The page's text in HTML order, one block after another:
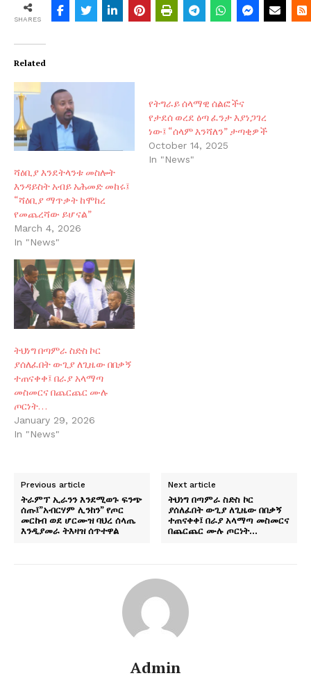
SHARES
Related
ሻዕቢያ እንደትላንቱ መስሎት
እንዳይስት አብይ አሕመድ መከሩ፤
“ሻዕቢያ ማጥቃት ከሞከረ
የመጨረሻው ይሆናል”
March 4, 2026
In "News"
የትግራይ ሰላማዊ ሰልፎችና
የታደሰ ወረደ ዕጣ ፈንታ እያነጋገረ
ነው፤ “ሰላም እንሻለን” ታጣቂዎች
October 14, 2025
In "News"
ትህነግ በጣምራ ስድስ ኮር
ያሰለፈበት ውጊያ ለጊዜው በበቃኝ
ተጠናቀቀ፤ በራያ አላማጣ
መስመርና በጨርጨር ሙሉ
ጦርነት…
January 29, 2026
In "News"
Previous article
ትራምፕ ኢራንን እንደሚወጉ ፍንጭ
ሰጡ፤”አብርሃም ሊንከን” የጦር
መርከብ ወደ ሆርሙዝ ባህረ ሰላጤ
እንዲያመራ ትእዛዝ ሰጥተዋል
Next article
ትህነግ በጣምራ ስድስ ኮር
ያሰለፈበት ውጊያ ለጊዜው በበቃኝ
ተጠናቀቀ፤ በራያ አላማጣ መስመርና
በጨርጨር ሙሉ ጦርነት…
Admin